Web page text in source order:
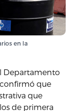
en la
Departamento
que
que
de primera